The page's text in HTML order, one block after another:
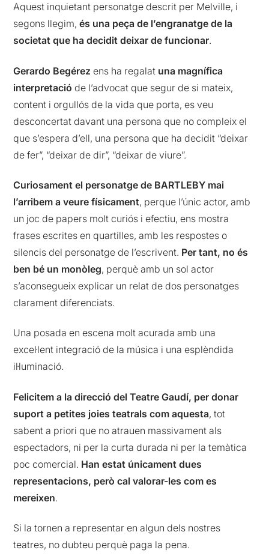
Aquest inquietant personatge descrit per Melville, i
segons llegim,és una peça de l’engranatge de la
societat que ha decidit deixar de funcionar.
Gerardo Begérez ens ha regalat una magnífica
interpretació de l’advocat que segur de si mateix,
content i orgullós de la vida que porta, es veu
desconcertat davant una persona que no compleix el
que s’espera d’ell, una persona que ha decidit “deixar
de fer”, “deixar de dir”, “deixar de viure”.
Curiosament el personatge de BARTLEBY mai
l’arribem a veure físicament, perque l’únic actor, amb
un joc de papers molt curiós i efectiu, ens mostra
frases escrites en quartilles, amb les respostes o
silencis del personatge de l’escrivent. Per tant, no és
ben bé un monòleg, perquè amb un sol actor
s’aconsegueix explicar un relat de dos personatges
clarament diferenciats.
Una posada en escena molt acurada amb una
excel·lent integració de la música i una esplèndida
il·luminació.
Felicitem a la direcció del Teatre Gaudí, per donar
suport a petites joies teatrals com aquesta, tot
sabent a priori que no atrauen massivament als
espectadors, ni per la curta durada ni per la temàtica
poc comercial. Han estat únicament dues
representacions, però cal valorar-les com es
mereixen.
Si la tornen a representar en algun dels nostres
teatres, no dubteu perquè paga la pena.